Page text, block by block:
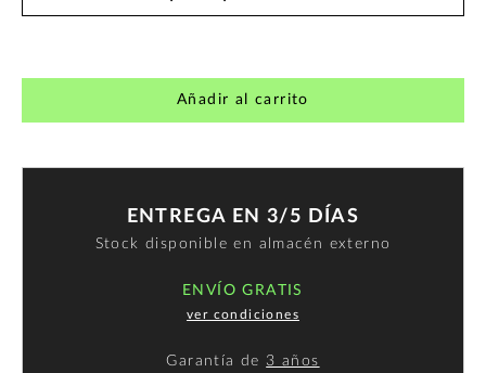
Añadir al carrito
ENTREGA EN 3/5 DÍAS
Stock disponible en almacén externo
ENVÍO GRATIS
ver condiciones
Garantía de 3 años